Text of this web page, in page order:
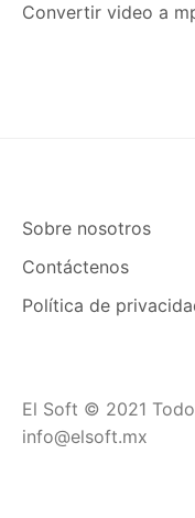
Convertir video a
Sobre nosotros
Contáctenos
Política de
El Soft © 2021
info@elsoft.mx